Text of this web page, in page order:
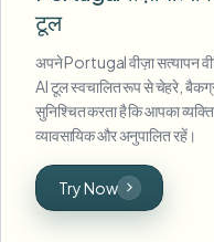
टूल
अपने Portugal वीज़ा सत्यापन
AI टूल स्वचालित रूप से चेहरे,
सुनिश्चित करता है कि आपका
व्यावसायिक और अनुपालित रहें।
Try Now